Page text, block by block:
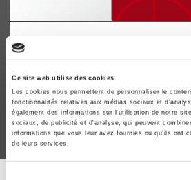
Ce site web utilise des cookies
Les cookies nous permettent de personnaliser le
fonctionnalités relatives aux médias sociaux et
également des informations sur l'utilisation de notre
sociaux, de publicité et d'analyse, qui peuvent
informations que vous leur avez fournies ou qu'ils ont
de leurs services.
Economie de l'énergie
Jean-Marie Chevalier